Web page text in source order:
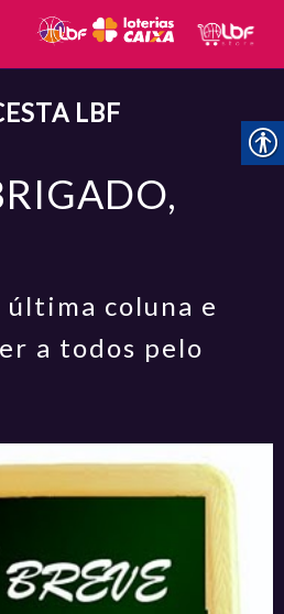
LBF
última coluna e
a todos pelo